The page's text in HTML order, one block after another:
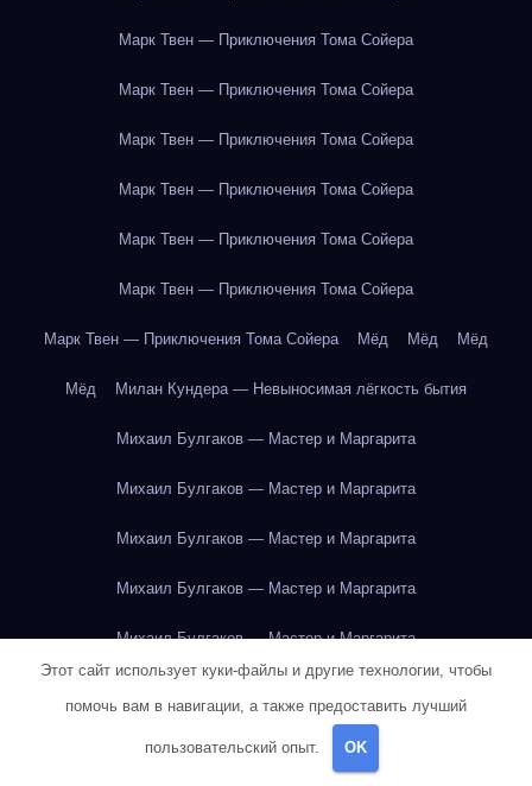
Марк Твен — Приключения Тома Сойера
Марк Твен — Приключения Тома Сойера
Марк Твен — Приключения Тома Сойера
Марк Твен — Приключения Тома Сойера
Марк Твен — Приключения Тома Сойера
Марк Твен — Приключения Тома Сойера
Марк Твен — Приключения Тома Сойера Мёд Мёд Мёд
Мёд Милан Кундера — Невыносимая лёгкость бытия
Михаил Булгаков — Мастер и Маргарита
Михаил Булгаков — Мастер и Маргарита
Михаил Булгаков — Мастер и Маргарита
Михаил Булгаков — Мастер и Маргарита
Михаил Булгаков — Мастер и Маргарита
Михаил Булгаков — Мастер и Маргарита
Этот сайт использует куки-файлы и другие технологии, чтобы
помочь вам в навигации, а также предоставить лучший
пользовательский опыт. OK